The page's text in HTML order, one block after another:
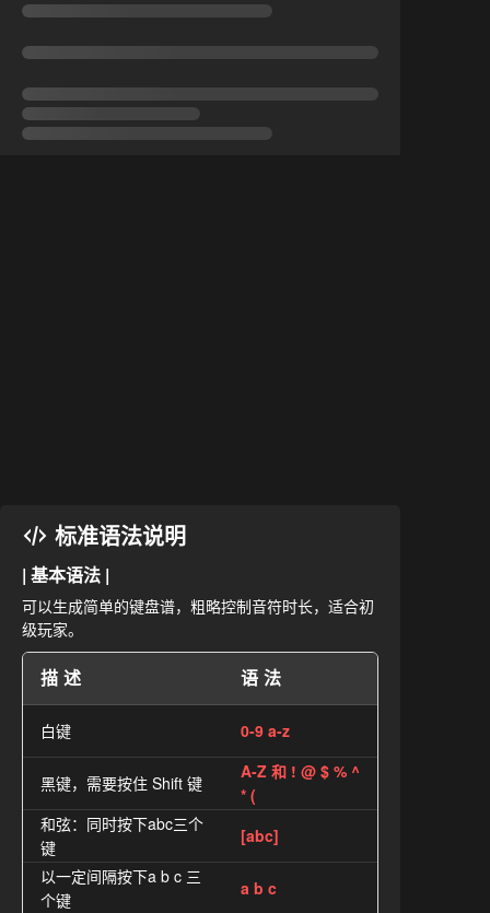
标准语法说明
| 基本语法 |
可以生成简单的键盘谱，粗略控制音符时长，适合初
级玩家。
描述 语法
白键 0-9 a-z
黑键，需要按住 Shift 键
A-Z 和 ! @ $ % ^
* (
和弦：同时按下abc三个
键
[abc]
以一定间隔按下a b c 三
个键
a b c